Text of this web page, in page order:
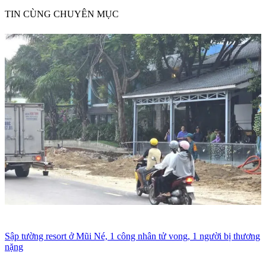
TIN CÙNG CHUYÊN MỤC
Sập tường resort ở Mũi Né, 1 công nhân tử vong, 1 người bị thương
nặng